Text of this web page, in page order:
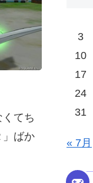
てち
」ばか
3
10
17
24
31
« 7月